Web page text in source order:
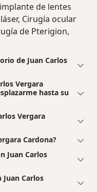
de lentes
Cirugía ocular
de Pterigion,
de Juan Carlos
Vergara
hasta su
Vergara
Cardona?
Juan Carlos
Carlos